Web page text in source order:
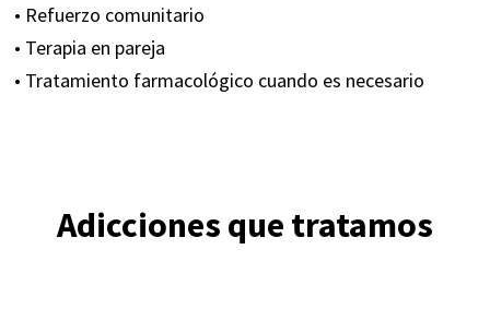
• Refuerzo comunitario
• Terapia en pareja
• Tratamiento farmacológico cuando es necesario
Adicciones que tratamos